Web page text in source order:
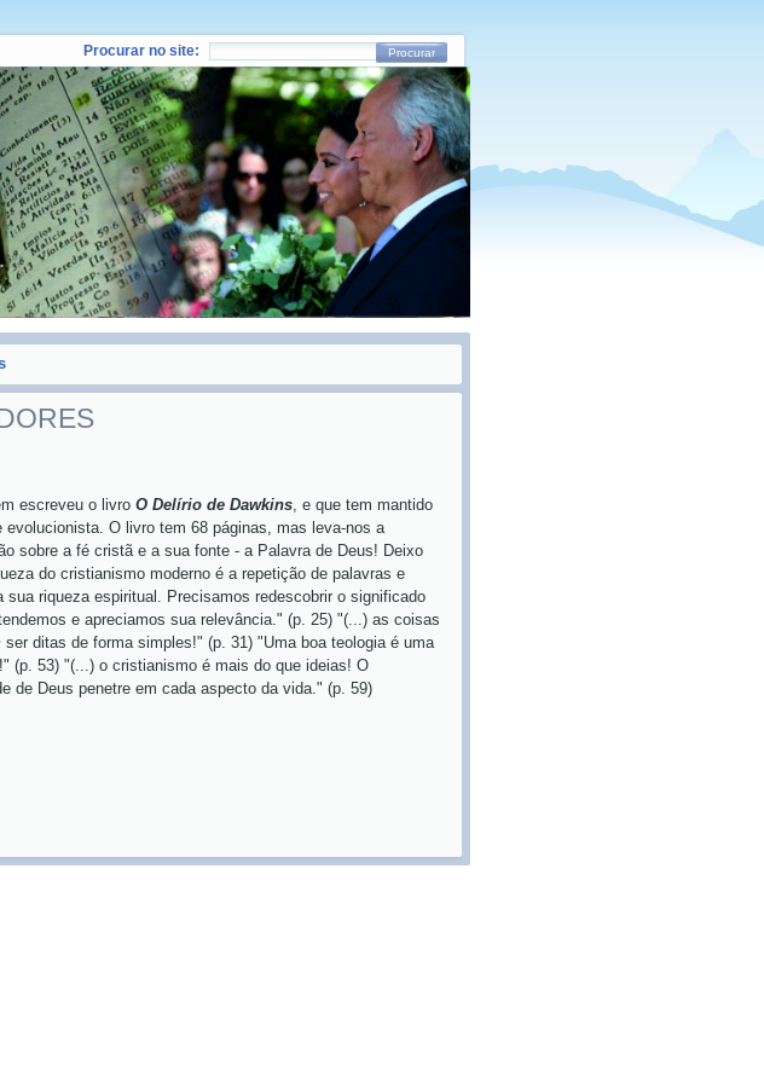
escreveu o livro O Delírio de Dawkins, e que tem mantido
O livro tem 68 páginas, mas leva-nos a
sobre a fé cristã e a sua fonte - a Palavra de Deus! Deixo
do cristianismo moderno é a repetição de palavras e
sua riqueza espiritual. Precisamos redescobrir o significado
e apreciamos sua relevância." (p. 25) "(...) as coisas
ser ditas de forma simples!" (p. 31) "Uma boa teologia é uma
(p. 53) "(...) o cristianismo é mais do que ideias! O
de Deus penetre em cada aspecto da vida." (p. 59)
Procurar no site: Procurar